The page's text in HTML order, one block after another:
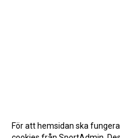
För att hemsidan ska